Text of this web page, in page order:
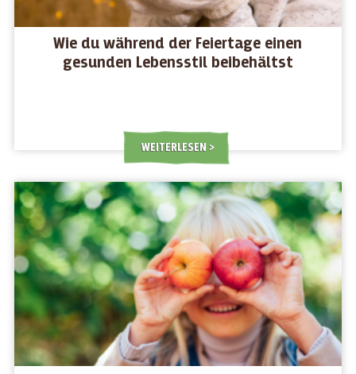
Wie du während der Feiertage einen
gesunden Lebensstil beibehältst
WEITERLESEN